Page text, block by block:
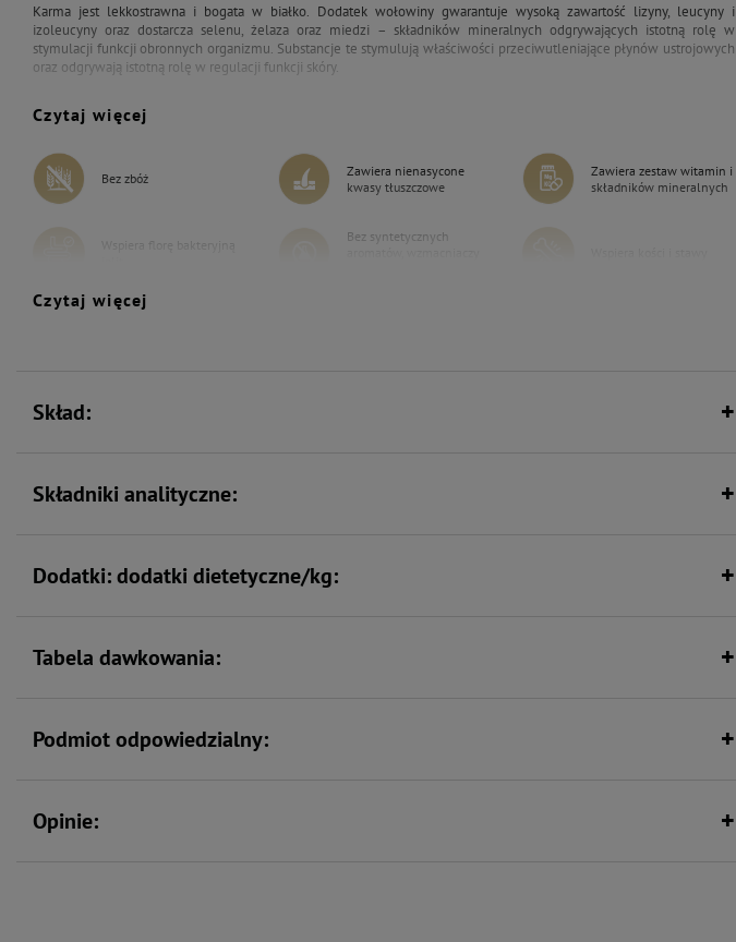
Karma jest lekkostrawna i bogata w białko. Dodatek wołowiny gwarantuje wysoką zawartość lizyny, leucyny i
izoleucyny oraz dostarcza selenu, żelaza oraz miedzi – składników mineralnych odgrywających istotną rolę w
stymulacji funkcji obronnych organizmu. Substancje te stymulują właściwości przeciwutleniające płynów ustrojowych
oraz odgrywają istotną rolę w regulacji funkcji skóry.
Czytaj więcej
Bez zbóż
Zawiera nienasycone
kwasy tłuszczowe
Zawiera zestaw witamin i
składników mineralnych
Wspiera florę bakteryjną
Bez syntetycznych
Czytaj więcej
Skład:
Składniki analityczne:
Dodatki: dodatki dietetyczne/kg:
Tabela dawkowania:
Podmiot odpowiedzialny:
Opinie: